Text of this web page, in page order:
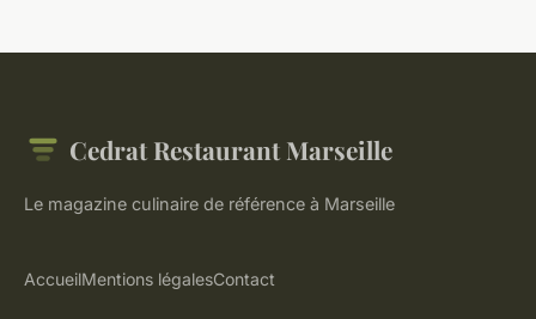
Cedrat Restaurant Marseille
Le magazine culinaire de référence à Marseille
AccueilMentions légalesContact